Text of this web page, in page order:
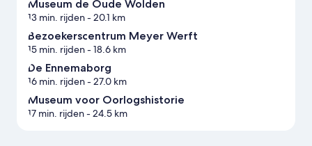
Museum de Oude Wolden
13 min. rijden- 20.1 km
Bezoekerscentrum Meyer Werft
15 min. rijden- 18.6 km
De Ennemaborg
16 min. rijden- 27.0 km
Museum voor Oorlogshistorie
17 min. rijden- 24.5 km